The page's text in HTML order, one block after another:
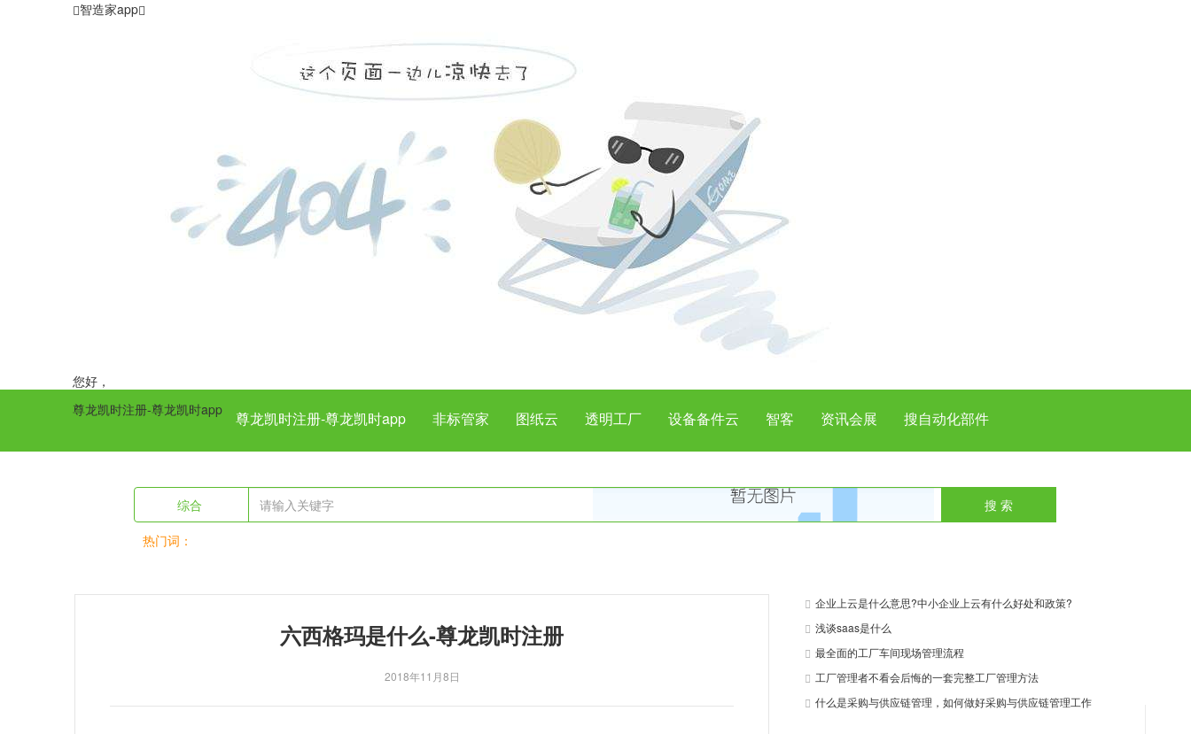
智造家app
您好，
尊龙凯时注册-尊龙凯时app
尊龙凯时注册-尊龙凯时app 非标管家 图纸云 透明工厂 设备备件云 智客 资讯会展 搜自动化部件
综合
搜 索
热门词：
六西格玛是什么-尊龙凯时注册
2018年11月8日
企业上云是什么意思?中小企业上云有什么好处和政策?
浅谈saas是什么
最全面的工厂车间现场管理流程
工厂管理者不看会后悔的一套完整工厂管理方法
什么是采购与供应链管理，如何做好采购与供应链管理工作